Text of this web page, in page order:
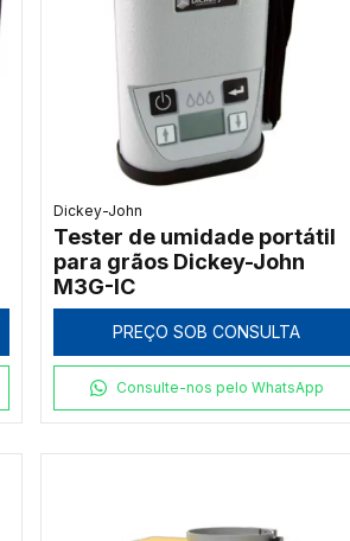
Dickey-John
Tester de umidade portátil
para grãos Dickey-John
M3G-IC
PREÇO SOB CONSULTA
Consulte-nos pelo WhatsApp